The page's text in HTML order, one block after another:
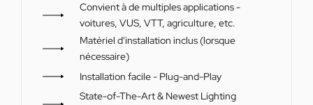
Convient à de multiples applications -
voitures, VUS, VTT, agriculture, etc.
Matériel d'installation inclus (lorsque
nécessaire)
Installation facile - Plug-and-Play
State-of-The-Art & Newest Lighting